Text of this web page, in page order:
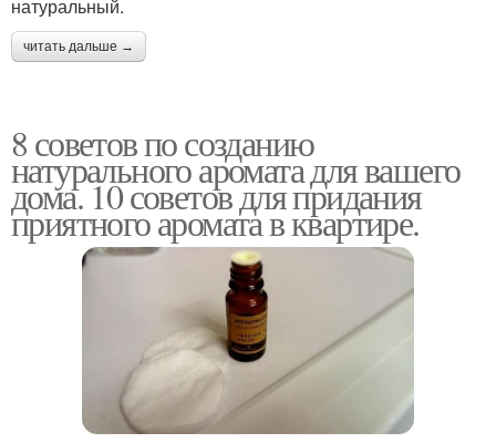
натуральный.
читать дальше →
8 советов по созданию
натурального аромата для вашего
дома. 10 советов для придания
приятного аромата в квартире.